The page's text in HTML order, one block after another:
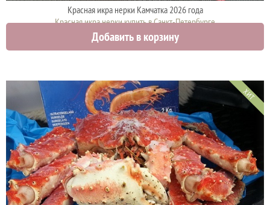
Красная икра нерки Камчатка 2026 года
Красная икра нерки купить в Санкт-Петербурге
3750 руб.
Добавить в корзину
ХИТ